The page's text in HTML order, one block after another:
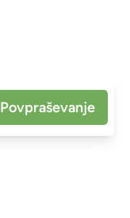
Povpraševanje